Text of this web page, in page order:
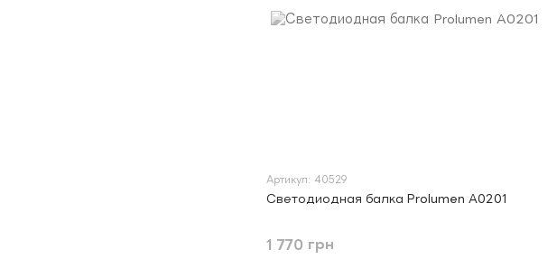
Артикул: 40529
Светодиодная балка Prolumen A0201
1 770 грн